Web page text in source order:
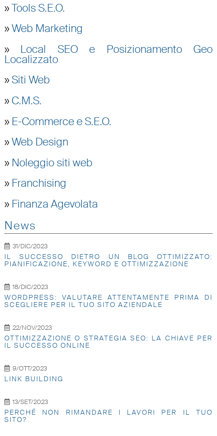
»Tools S.E.O.
»Web Marketing
» Local SEO e Posizionamento Geo
Localizzato
»Siti Web
» C.M.S.
» E-Commerce e S.E.O.
»Web Design
» Noleggio siti web
» Franchising
» Finanza Agevolata
News
31/DIC/2023
IL SUCCESSO DIETRO UN BLOG OTTIMIZZATO:
PIANIFICAZIONE, KEYWORD E OTTIMIZZAZIONE
18/DIC/2023
WORDPRESS: VALUTARE ATTENTAMENTE PRIMA DI
SCEGLIERE PER IL TUO SITO AZIENDALE
22/NOV/2023
OTTIMIZZAZIONE O STRATEGIA SEO: LA CHIAVE PER
IL SUCCESSO ONLINE
9/OTT/2023
LINK BUILDING
13/SET/2023
PERCHÉ NON RIMANDARE I LAVORI PER IL TUO
SITO?